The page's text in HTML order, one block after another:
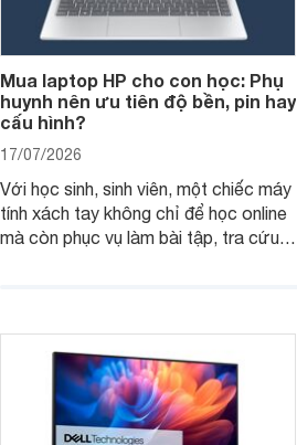
Mua laptop HP cho con học: Phụ
huynh nên ưu tiên độ bền, pin hay
cấu hình?
17/07/2026
Với học sinh, sinh viên, một chiếc máy
tính xách tay không chỉ để học online
mà còn phục vụ làm bài tập, tra cứu,
thay vì chỉ so sánh cấu hình trên giấy.